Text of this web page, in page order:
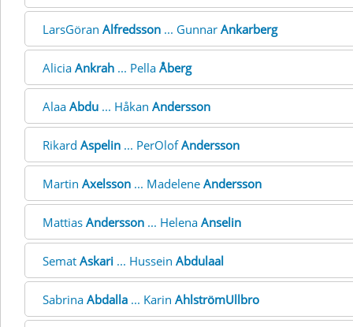
LarsGöran Alfredsson ... Gunnar Ankarberg
Alicia Ankrah ... Pella Åberg
Alaa Abdu ... Håkan Andersson
Rikard Aspelin ... PerOlofAndersson
Martin Axelsson ... Madelene Andersson
Mattias Andersson ... Helena Anselin
Semat Askari ... Hussein Abdulaal
Sabrina Abdalla ... Karin AhlströmUllbro